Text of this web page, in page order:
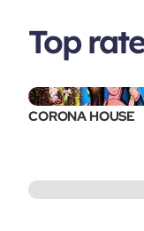
Top
CORONA HOUSE